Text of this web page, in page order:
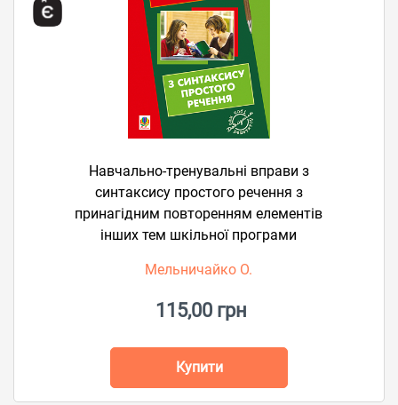
Навчально-тренувальні вправи з
синтаксису простого речення з
принагідним повторенням елементів
інших тем шкільної програми
Мельничайко О.
115,00 грн
Купити